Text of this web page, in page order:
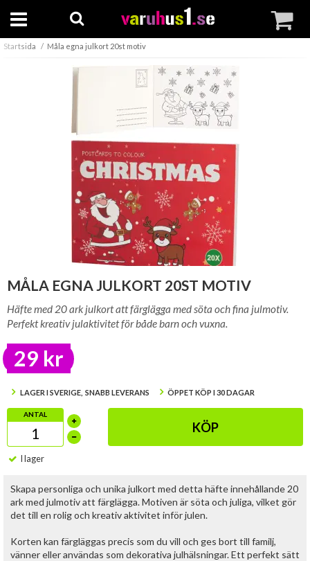
Startsida Måla egna julkort 20st motiv
MÅLA EGNA JULKORT 20ST MOTIV
Häfte med 20 ark julkort att färglägga med söta och fina julmotiv.
Perfekt kreativ julaktivitet för både barn och vuxna.
29 kr
LAGER I SVERIGE, SNABB LEVERANS ÖPPET KÖP I 30 DAGAR
ANTAL
KÖP
I lager
Skapa personliga och unika julkort med detta häfte innehållande 20
ark med julmotiv att färglägga. Motiven är söta och juliga, vilket gör
det till en rolig och kreativ aktivitet inför julen.
Korten kan färgläggas precis som du vill och ges bort till familj,
vänner eller användas som dekorativa julhälsningar. Ett perfekt sätt